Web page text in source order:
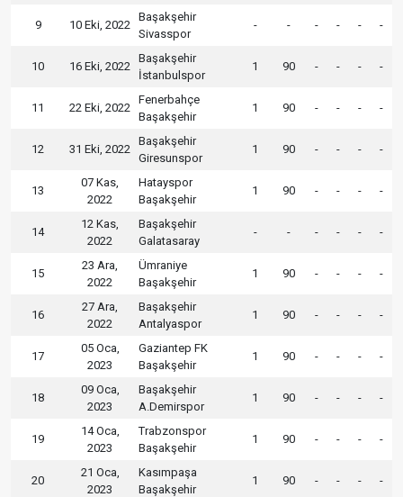
9 10 Eki, 2022
Başakşehir
Sivasspor
- - - - - -
10 16 Eki, 2022
Başakşehir
İstanbulspor
1 90 - - - -
11 22 Eki, 2022
Fenerbahçe
Başakşehir
1 90 - - - -
12 31 Eki, 2022
Başakşehir
Giresunspor
1 90 - - - -
13
07 Kas,
2022
Hatayspor
Başakşehir
1 90 - - - -
14
12 Kas,
2022
Başakşehir
Galatasaray
- - - - - -
15
23 Ara,
2022
Ümraniye
Başakşehir
1 90 - - - -
16
27 Ara,
2022
Başakşehir
Antalyaspor
1 90 - - - -
17
05 Oca,
2023
Gaziantep FK
Başakşehir
1 90 - - - -
18
09 Oca,
2023
Başakşehir
A.Demirspor
1 90 - - - -
19
14 Oca,
2023
Trabzonspor
Başakşehir
1 90 - - - -
20
21 Oca,
2023
Kasımpaşa
Başakşehir
1 90 - - - -